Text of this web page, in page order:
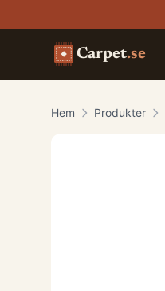
Carpet.se
Hem Produkter